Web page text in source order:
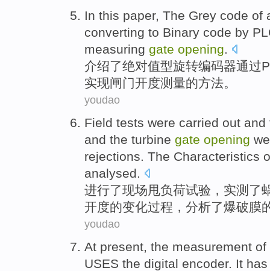
In this paper, The Grey code of
converting to Binary code by
measuring gate opening.
介绍了绝对值型旋转编码器通过
实现闸门开度测量的方法。
youdao
Field tests were carried out
and the turbine gate opening
rejections. The Characteristics
analysed.
进行了现场甩负荷试验 ， 实测 了
开度的变化过程 ，分析了爆破膜
youdao
At present, the measurement of
USES the digital encoder. It